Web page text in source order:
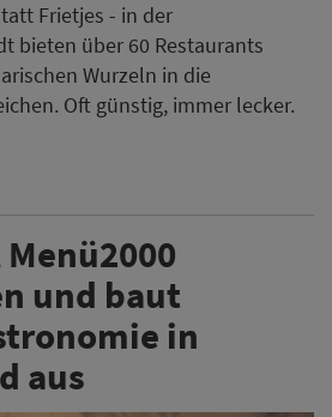
Frietjes - in der
bieten über 60 Restaurants
Wurzeln in die
Oft günstig, immer lecker.
und baut
in
aus